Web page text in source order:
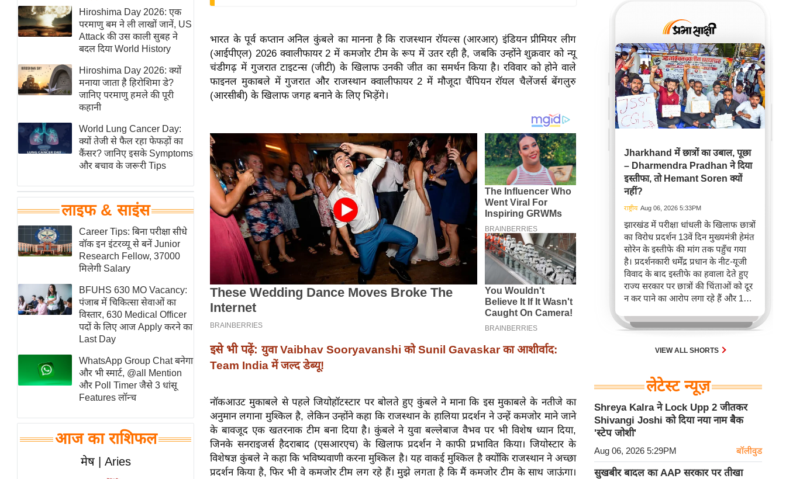
ऑटो वर्ल्ड
न्यूज ब्रीफ
मनोरंजन जगत
बॉलीवुड
हॉलीवुड
फिल्म समीक्षा
News
लाइफस्टाइल
टेक्नॉलॉजी
ब्यूटी/फैशन
घरेलू नुस्खे
पर्यटन स्थल
फिटनेस मंत्रा
रिलेशनशिप
विश्लेषण
समसामयिक
मातृभूमि
स्तंभ
एम.
आर.
चाय पर
समीक्षा
Hiroshima Day 2026: एक
परमाणु बम ने ली लाखों जानें, US
Attack की उस काली सुबह ने
बदल दिया World History
Hiroshima Day 2026: क्यों
मनाया जाता है हिरोशिमा डे?
जानिए परमाणु हमले की पूरी
कहानी
World Lung Cancer Day:
क्यों तेजी से फैल रहा फेफड़ों का
कैंसर? जानिए इसके Symptoms
और बचाव के जरूरी Tips
लाइफ & साइंस
Career Tips: बिना परीक्षा सीधे
वॉक इन इंटरव्यू से बनें Junior
Research Fellow, 37000
मिलेगी Salary
BFUHS 630 MO Vacancy:
पंजाब में चिकित्सा सेवाओं का
विस्तार, 630 Medical Officer
पदों के लिए आज Apply करने का
Last Day
WhatsApp Group Chat बनेगा
और भी स्मार्ट, @all Mention
और Poll Timer जैसे 3 धांसू
Features लॉन्च
आज का राशिफल
मेष | Aries
भारत के पूर्व कप्तान अनिल कुंबले का मानना ​​है कि राजस्थान रॉयल्स (आरआर) इंडियन प्रीमियर लीग
(आईपीएल) 2026 क्वालीफायर 2 में कमजोर टीम के रूप में उतर रही है, जबकि उन्होंने शुक्रवार को न्यू
चंडीगढ़ में गुजरात टाइटन्स (जीटी) के खिलाफ उनकी जीत का समर्थन किया है। रविवार को होने वाले
फाइनल मुकाबले में गुजरात और राजस्थान क्वालीफायर 2 में मौजूदा चैंपियन रॉयल चैलेंजर्स बेंगलुरु
(आरसीबी) के खिलाफ जगह बनाने के लिए भिड़ेंगे।
इसे भी पढ़ें: युवा Vaibhav Sooryavanshi को Sunil Gavaskar का आशीर्वाद:
Team India में जल्द डेब्यू!
नॉकआउट मुकाबले से पहले जियोहॉटस्टार पर बोलते हुए कुंबले ने माना कि इस मुकाबले के नतीजे का
अनुमान लगाना मुश्किल है, लेकिन उन्होंने कहा कि राजस्थान के हालिया प्रदर्शन ने उन्हें कमजोर माने जाने
के बावजूद एक खतरनाक टीम बना दिया है। कुंबले ने युवा बल्लेबाज वैभव पर भी विशेष ध्यान दिया,
जिनके सनराइजर्स हैदराबाद (एसआरएच) के खिलाफ प्रदर्शन ने काफी प्रभावित किया। जियोस्टार के
विशेषज्ञ कुंबले ने कहा कि भविष्यवाणी करना मुश्किल है। यह वाकई मुश्किल है क्योंकि राजस्थान ने अच्छा
प्रदर्शन किया है, फिर भी वे कमजोर टीम लग रहे हैं। मुझे लगता है कि मैं कमजोर टीम के साथ जाऊंगा।
Jharkhand में छात्रों का उबाल, पूछा
– Dharmendra Pradhan ने दिया
इस्तीफा, तो Hemant Soren क्यों
नहीं?
राष्ट्रीय Aug 06, 2026 5:33PM
झारखंड में परीक्षा धांधली के खिलाफ छात्रों
का विरोध प्रदर्शन 13वें दिन मुख्यमंत्री हेमंत
सोरेन के इस्तीफे की मांग तक पहुँच गया
है। प्रदर्शनकारी धर्मेंद्र प्रधान के नीट-यूजी
विवाद के बाद इस्तीफे का हवाला देते हुए
राज्य सरकार पर छात्रों की चिंताओं को दूर
न कर पाने का आरोप लगा रहे हैं और 14वीं
जांच की मांग कर रहे हैं।
VIEW ALL SHORTS
लेटेस्ट न्यूज़
Shreya Kalra ने Lock Upp 2 जीतकर
Shivangi Joshi को दिया नया नाम बैक
'स्टेप जोशी'
Aug 06, 2026 5:29PM बॉलीवुड
सुखबीर बादल का AAP सरकार पर तीखा